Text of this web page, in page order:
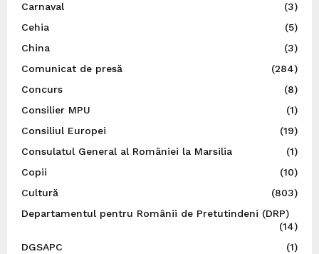
Carnaval
(3)
Cehia
(5)
China
(3)
Comunicat de presă
(284)
Concurs
(8)
Consilier MPU
(1)
Consiliul Europei
(19)
Consulatul General al României la Marsilia
(1)
Copii
(10)
Cultură
(803)
Departamentul pentru Românii de Pretutindeni (DRP)
(14)
DGSAPC
(1)